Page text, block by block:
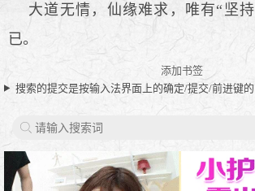
大道无情，仙缘难求，唯有“坚持
已。
添加书签
搜索的提交是按输入法界面上的确定/提交/前进键的